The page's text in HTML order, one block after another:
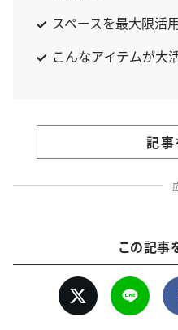
スペースを最大限活
こんなアイテムが大
記事
この記事